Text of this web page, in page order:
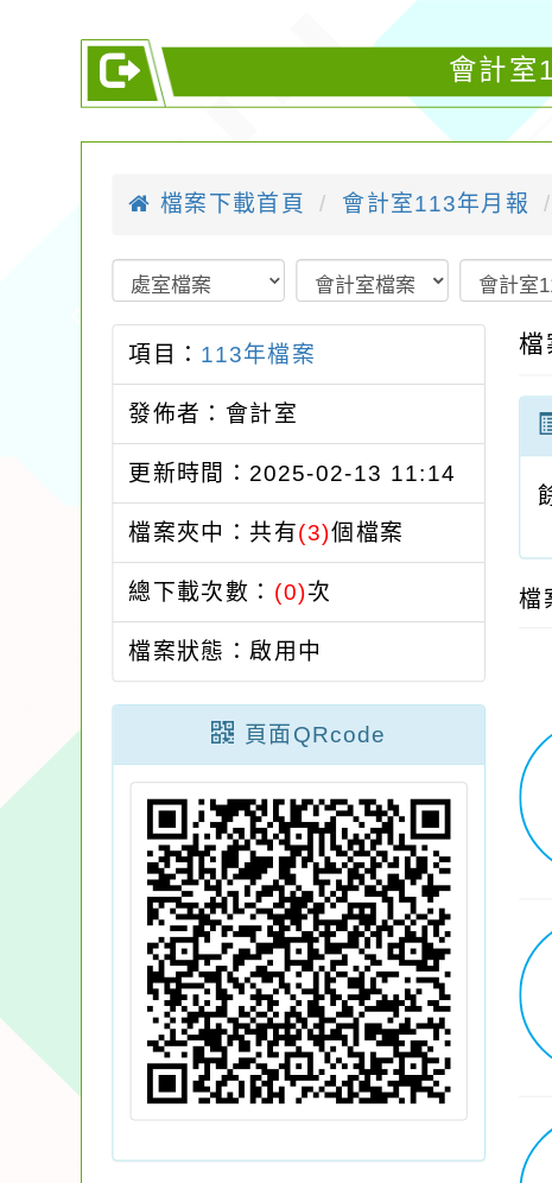
會計室
檔案下載首頁 會計室113年月報
項目： 113年檔案
發佈者：會計室
更新時間：2025-02-13 11:14
檔案夾中：共有(3)個檔案
總下載次數： (0)次
檔案狀態：啟用中
頁面QRcode
檔
檔